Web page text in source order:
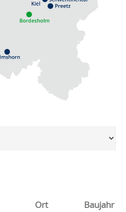
zur entsprechenden Seite
Ort
Baujahr